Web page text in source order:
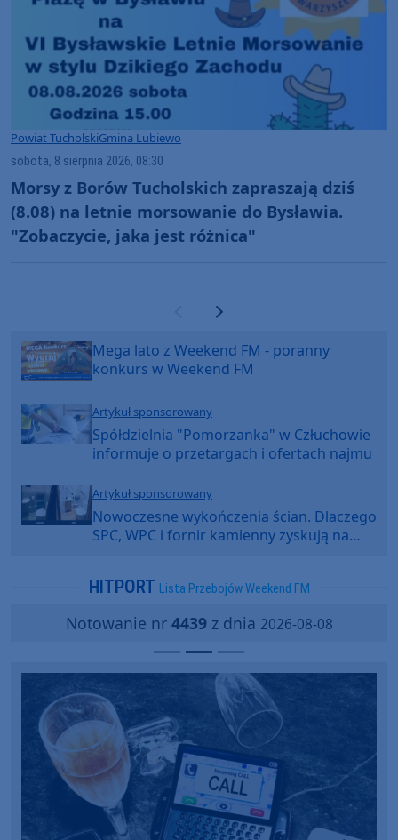
Powiat TucholskiGmina Lubiewo
sobota, 8 sierpnia 2026, 08:30
Morsy z Borów Tucholskich zapraszają dziś
(8.08) na letnie morsowanie do Bysławia.
"Zobaczycie, jaka jest różnica"
Poprzednia strona
Następna strona
Mega lato z Weekend FM - poranny
konkurs w Weekend FM
Artykuł sponsorowany
Spółdzielnia "Pomorzanka" w Człuchowie
informuje o przetargach i ofertach najmu
Artykuł sponsorowany
Nowoczesne wykończenia ścian. Dlaczego
SPC, WPC i fornir kamienny zyskują na
HITPORT Lista Przebojów Weekend FM
Notowanie nr 4439z dnia 2026-08-08